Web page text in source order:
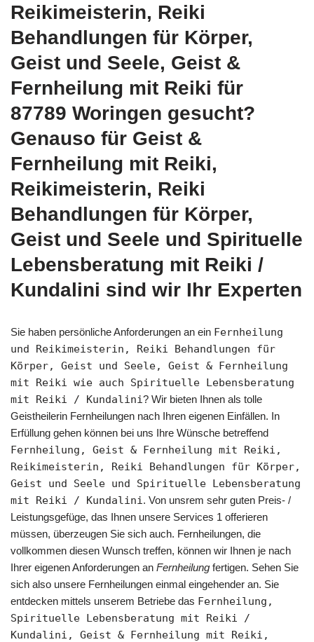
Reikimeisterin, Reiki
Behandlungen für Körper,
Geist und Seele, Geist &
Fernheilung mit Reiki für
87789 Woringen gesucht?
Genauso für Geist &
Fernheilung mit Reiki,
Reikimeisterin, Reiki
Behandlungen für Körper,
Geist und Seele und Spirituelle
Lebensberatung mit Reiki /
Kundalini sind wir Ihr Experten
Sie haben persönliche Anforderungen an ein Fernheilung
und Reikimeisterin, Reiki Behandlungen für
Körper, Geist und Seele, Geist & Fernheilung
mit Reiki wie auch Spirituelle Lebensberatung
mit Reiki / Kundalini? Wir bieten Ihnen als tolle
Geistheilerin Fernheilungen nach Ihren eigenen Einfällen. In
Erfüllung gehen können bei uns Ihre Wünsche betreffend
Fernheilung, Geist & Fernheilung mit Reiki,
Reikimeisterin, Reiki Behandlungen für Körper,
Geist und Seele und Spirituelle Lebensberatung
mit Reiki / Kundalini. Von unsrem sehr guten Preis- /
Leistungsgefüge, das Ihnen unsere Services 1 offerieren
müssen, überzeugen Sie sich auch. Fernheilungen, die
vollkommen diesen Wunsch treffen, können wir Ihnen je nach
Ihrer eigenen Anforderungen an Fernheilung fertigen. Sehen Sie
sich also unsere Fernheilungen einmal eingehender an. Sie
entdecken mittels unserem Betriebe das Fernheilung,
Spirituelle Lebensberatung mit Reiki /
Kundalini, Geist & Fernheilung mit Reiki,